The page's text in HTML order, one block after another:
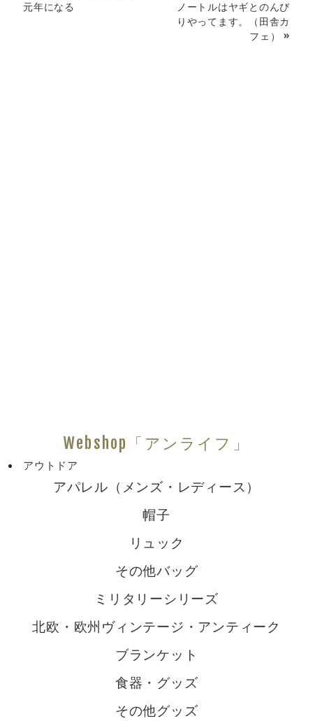
元年になる
ノートルはヤギとのんび
りやってます。（田舎カ
フェ） »
Webshop「アンライフ」
アウトドア
アパレル（メンズ・レディース）
帽子
リュック
その他バッグ
ミリタリーシリーズ
北欧・欧州ヴィンテージ・アンティーク
ブランケット
食器・グッズ
その他グッズ